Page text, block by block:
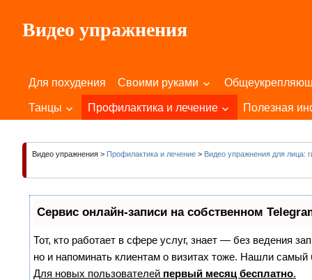
содержимому
Видео упражнения
Вашего
Для похудения Своими руками
Танцы Профилактика и лечение Полезная
Видео упражнения > Профилактика и лечение > Видео упражнения для лица:
Сервис онлайн-записи на собственном
Тот, кто работает в сфере услуг, знает — без ведения
но и напоминать клиентам о визитах тоже. Нашли
Для новых пользователей первый месяц бесплатно.